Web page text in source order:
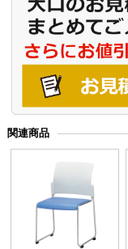
関連商品